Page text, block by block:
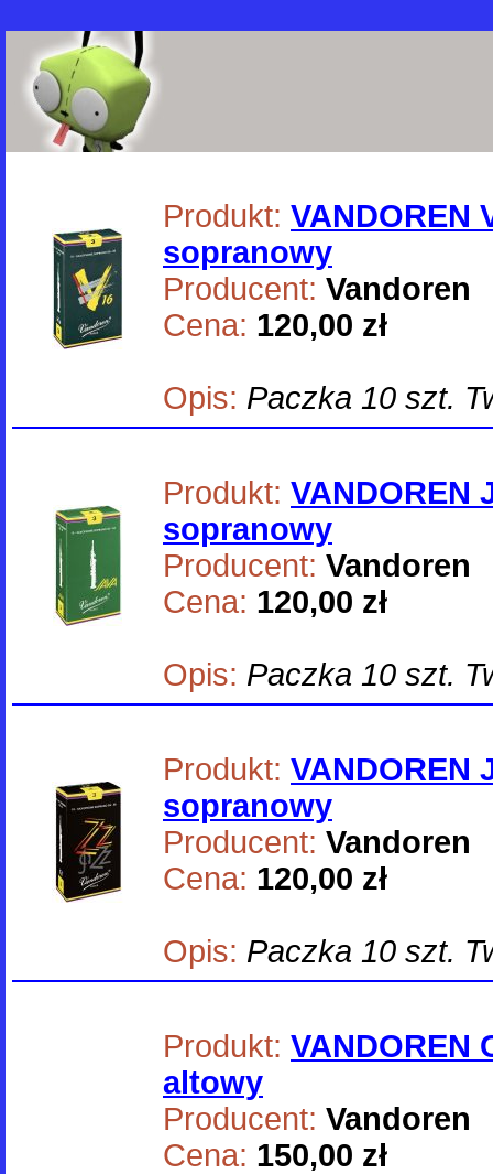
Produkt: VANDOREN
sopranowy
Producent: Vandoren
Cena: 120,00 zł
Opis: Paczka 10 szt.
Produkt: VANDOREN
sopranowy
Producent: Vandoren
Cena: 120,00 zł
Opis: Paczka 10 szt.
Produkt: VANDOREN
sopranowy
Producent: Vandoren
Cena: 120,00 zł
Opis: Paczka 10 szt.
Produkt: VANDOREN
altowy
Producent: Vandoren
Cena: 150,00 zł